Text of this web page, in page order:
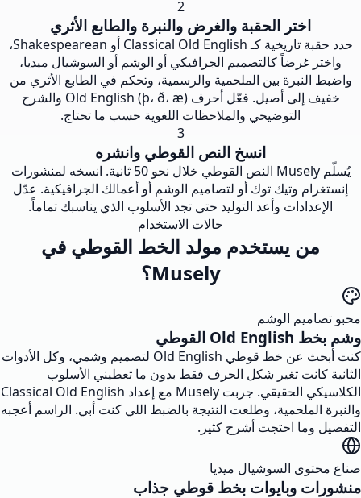
2
اختر الحقبة والغرض والنبرة والطابع الأثري
حدد حقبة تاريخية كـ Classical Old English أو Shakespearean،
واختر غرضاً كالتصميم الجرافيكي أو الوشم أو السوشيال ميديا،
واضبط النبرة بين الملحمية والرسمية، وتحكم في الطابع الأثري من
خفيف إلى أصيل. فعّل أحرف Old English (þ، ð، æ) والشرح
التوضيحي والملاحظات اللغوية حسب ما تحتاج.
3
انسخ النص القوطي وانشره
يُسلّم Musely النص القوطي خلال نحو 50 ثانية. انسخه لمنشورات
إنستغرام وتيك توك أو لتصاميم الوشم أو أعمالك الجرافيكية. عدّل
الإعدادات وأعد التوليد حتى تجد الأسلوب الذي يناسبك تماماً.
حالات الاستخدام
من يستخدم مولد الخط القوطي في
Musely؟
محبو تصاميم الوشم
وشم بخط Old English القوطي
كنت أبحث عن خط قوطي Old English لتصميم وشمي، وكل الأدوات
الثانية كانت تغير شكل الحرف فقط بدون ما تعطيني الأسلوب
الكلاسيكي الحقيقي. جربت Musely مع إعداد Classical Old English
والنبرة الملحمية، وطلعت النتيجة بالضبط اللي كنت أبي. الراسم أعجبه
التفصيل وما احتجت أشرح كثير.
صناع محتوى السوشيال ميديا
منشورات وبايوات بخط قوطي جذاب